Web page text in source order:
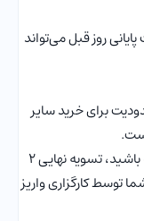
روز قبل می‌تواند
برای خرید سایر
اگر تمایل به برداشت وجه داشته باشید، تسویه نهایی ۲
توسط کارگزاری واریز